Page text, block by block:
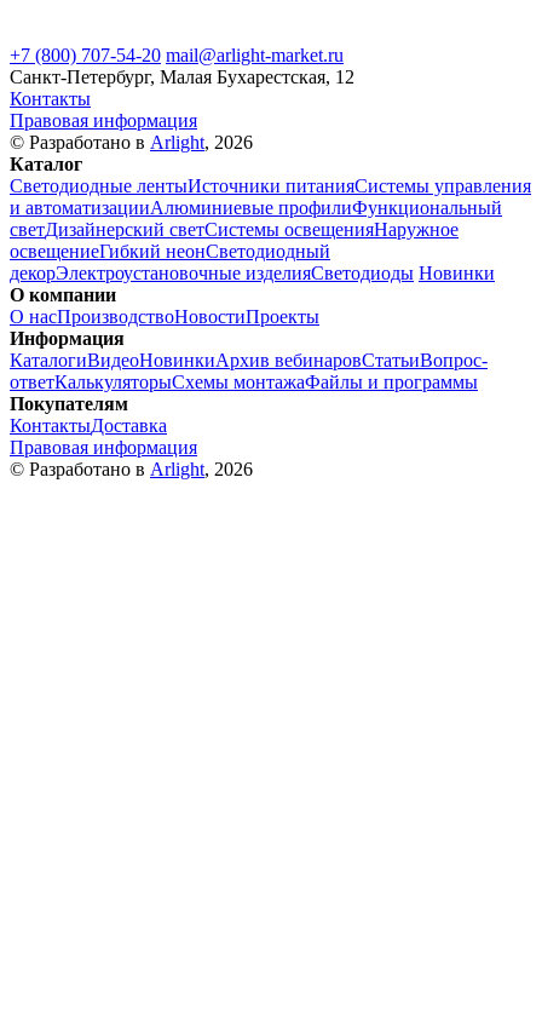
+7 (800) 707-54-20 mail@arlight-market.ru
Санкт-Петербург, Малая Бухарестская, 12
Контакты
Правовая информация
© Разработано в Arlight, 2026
Каталог
Светодиодные лентыИсточники питанияСистемы управления
и автоматизацииАлюминиевые профилиФункциональный
светДизайнерский светСистемы освещенияНаружное
освещениеГибкий неонСветодиодный
декорЭлектроустановочные изделияСветодиоды Новинки
О компании
О насПроизводствоНовостиПроекты
Информация
КаталогиВидеоНовинкиАрхив вебинаровСтатьиВопрос-
ответКалькуляторыСхемы монтажаФайлы и программы
Покупателям
КонтактыДоставка
Правовая информация
© Разработано в Arlight, 2026